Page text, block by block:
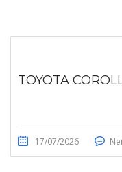
TOYOTA
17/07/2026